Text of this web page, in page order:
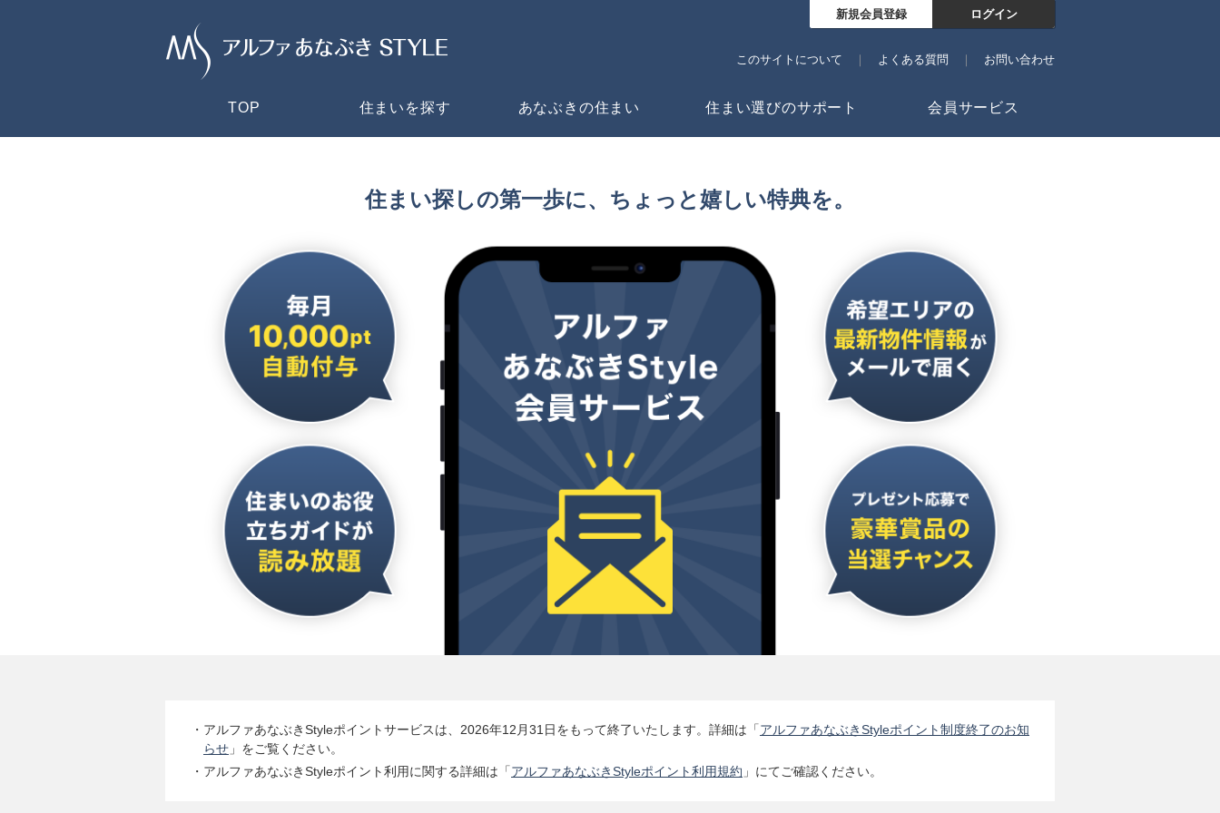
ログイン
新規会員登録
TOP 住まいを探す あなぶきの住まい 住まい選びのサポート 会員サービス
このサイトについて よくある質問 お問い合わせ
住まい探しの第一歩に、ちょっと嬉しい特典を。
・アルファあなぶきStyleポイントサービスは、2026年12月31日をもって終了いたします。詳細は「アルファあなぶきStyleポイント制度終了のお知
らせ 」をご覧ください。
・アルファあなぶきStyleポイント利用に関する詳細は「アルファあなぶきStyleポイント利用規約 」にてご確認ください。